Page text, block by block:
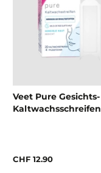
Veet Pure Gesichts-
Kaltwachsschreifen
CHF 12.90